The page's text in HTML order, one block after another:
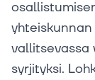
vallitsevassa
syrjityksi.